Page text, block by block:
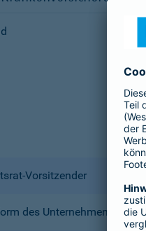
Vorsitzender
des Unternehmens